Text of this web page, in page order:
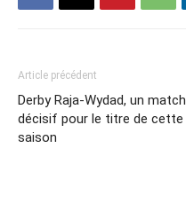
Article précédent
Derby Raja-Wydad, un match
décisif pour le titre de cette
saison